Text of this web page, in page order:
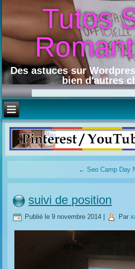
Tutos
Des astuces sur
bien d'autres
← Seo Camp Day
suivi de position
Publié le 9 novembre 2014 Par